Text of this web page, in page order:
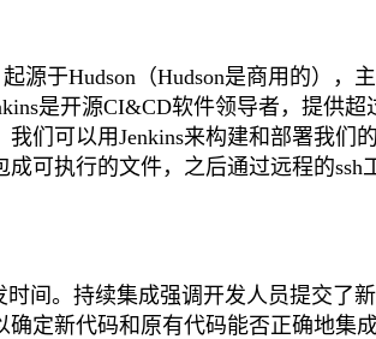
源于Hudson（Hudson是商用的），
是开源CI&CD软件领导者，提供超
们可以用Jenkins来构建和部署我们
可执行的文件，之后通过远程的ssh
时间。持续集成强调开发人员提交了
定新代码和原有代码能否正确地集